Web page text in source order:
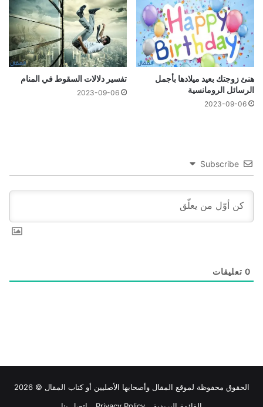
هنئ زوجتك بعيد ميلادها بأجمل
الرسائل الرومانسية
2023-09-06
تفسير دلالات السقوط في المنام
2023-09-06
Subscribe
0 تعليقات
الحقوق محفوظة لموقع المقال وأصحابها الأصليين أو كتاب المقال © 2026